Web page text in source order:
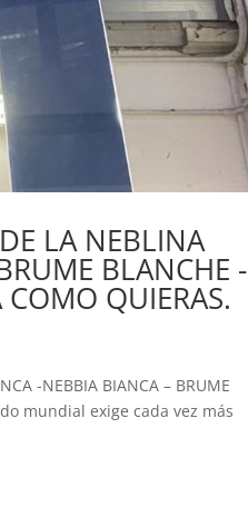
LA NEBLINA
BLANCHE -
QUIERAS.
-NEBBIA BIANCA – BRUME
mundial exige cada vez más